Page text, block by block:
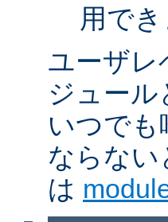
用でき
ユーザレ
ジュー
いつで
ならない
は